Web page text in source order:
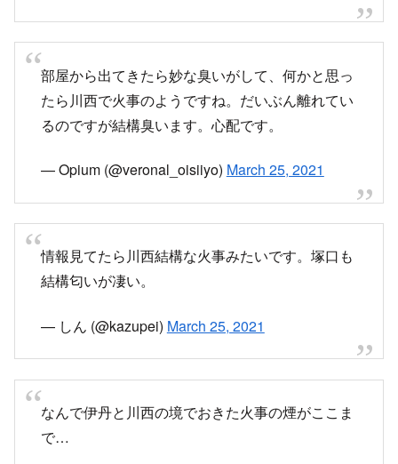
部屋から出てきたら妙な臭いがして、何かと思っ
たら川西で火事のようですね。だいぶん離れてい
るのですが結構臭います。心配です。
— Opium (@veronal_oisiiyo) March 25, 2021
情報見てたら川西結構な火事みたいです。塚口も
結構匂いが凄い。
— しん (@kazupei) March 25, 2021
なんで伊丹と川西の境でおきた火事の煙がここま
で…